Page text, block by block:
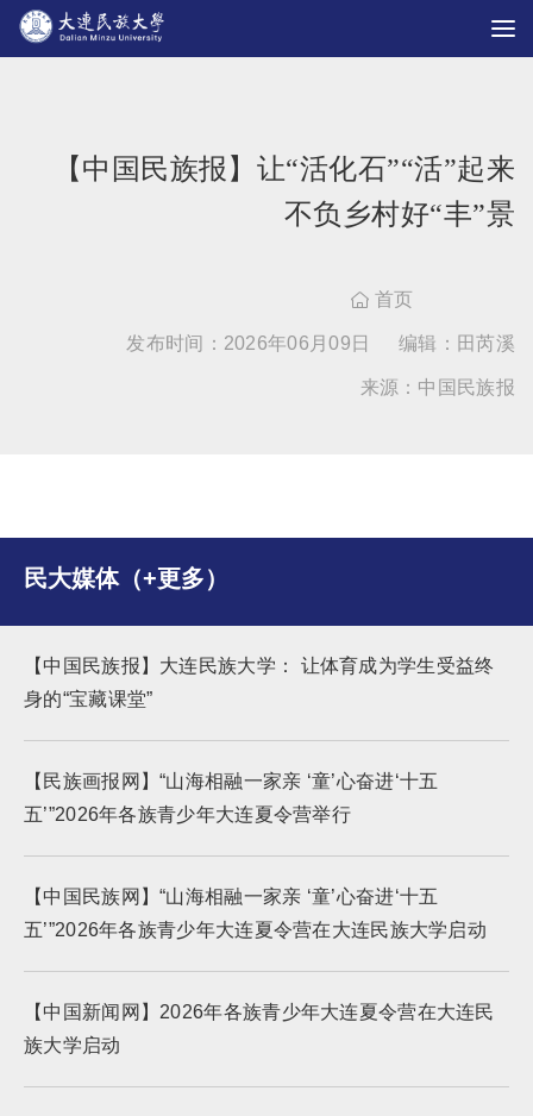
【中国民族报】让“活化石”“活”起来
不负乡村好“丰”景
 首页
发布时间：2026年06月09日 编辑：田芮溪
来源：中国民族报
民大媒体（+更多）
【中国民族报】大连民族大学： 让体育成为学生受益终
身的“宝藏课堂”
【民族画报网】“山海相融一家亲 ‘童’心奋进‘十五
五’”2026年各族青少年大连夏令营举行
【中国民族网】“山海相融一家亲 ‘童’心奋进‘十五
五’”2026年各族青少年大连夏令营在大连民族大学启动
【中国新闻网】2026年各族青少年大连夏令营在大连民
族大学启动